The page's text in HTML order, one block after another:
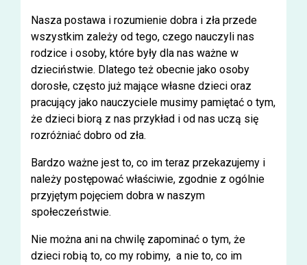
Nasza postawa i rozumienie dobra i zła przede
wszystkim zależy od tego, czego nauczyli nas
rodzice i osoby, które były dla nas ważne w
dzieciństwie. Dlatego też obecnie jako osoby
dorosłe, często już mające własne dzieci oraz
pracujący jako nauczyciele musimy pamiętać o tym,
że dzieci biorą z nas przykład i od nas uczą się
rozróżniać dobro od zła.
Bardzo ważne jest to, co im teraz przekazujemy i
należy postępować właściwie, zgodnie z ogólnie
przyjętym pojęciem dobra w naszym
społeczeństwie.
Nie można ani na chwilę zapominać o tym, że
dzieci robią to, co my robimy, a nie to, co im